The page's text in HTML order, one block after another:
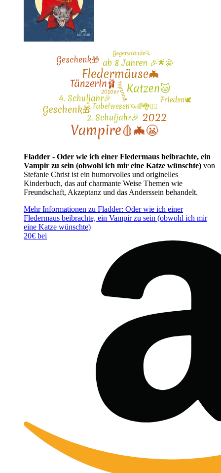
Fladder - Oder wie ich einer Fledermaus beibrachte, ein
Vampir zu sein (obwohl ich mir eine Katze wünschte) von
Stefanie Christ ist ein humorvolles und originelles
Kinderbuch, das auf charmante Weise Themen wie
Freundschaft, Akzeptanz und das Anderssein behandelt.
Mehr Informationen zu Fladder: Oder wie ich einer
Fledermaus beibrachte, ein Vampir zu sein (obwohl ich mir
eine Katze wünschte)
20€ bei